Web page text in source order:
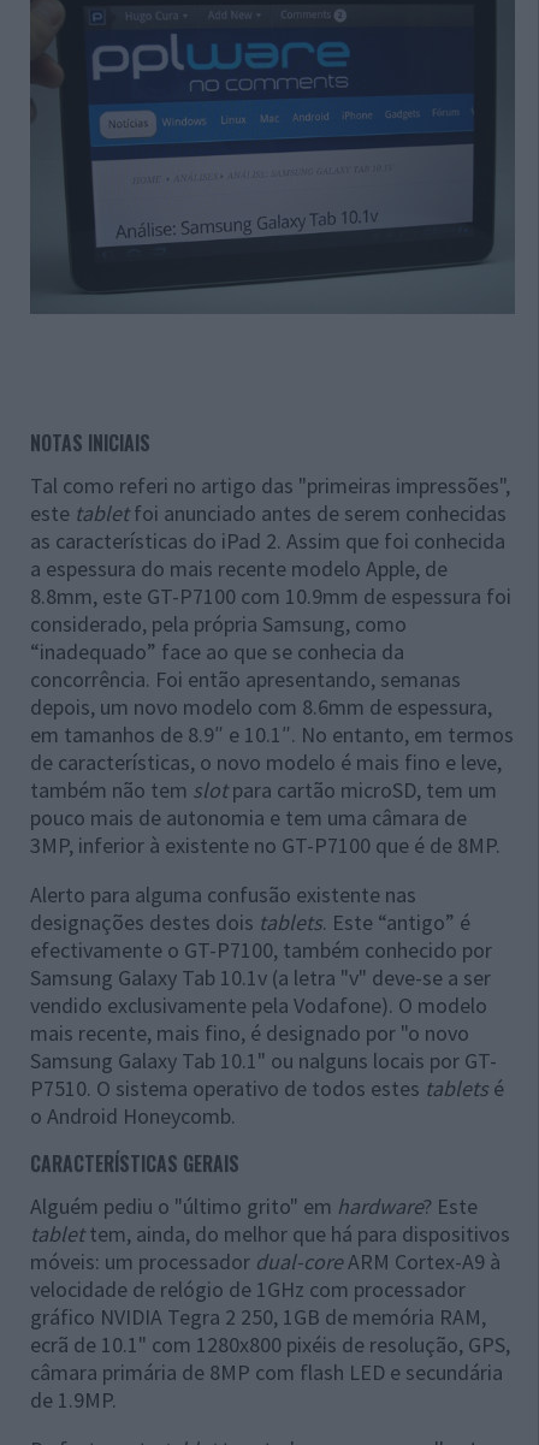
NOTAS INICIAIS
Tal como referi no artigo das "primeiras impressões",
este tabletfoi anunciado antes de serem conhecidas
as características do iPad 2. Assim que foi conhecida
a espessura do mais recente modelo Apple, de
8.8mm, este GT-P7100 com 10.9mm de espessura foi
considerado, pela própria Samsung, como
“inadequado” face ao que se conhecia da
concorrência. Foi então apresentando, semanas
depois, um novo modelo com 8.6mm de espessura,
em tamanhos de 8.9″ e 10.1″. No entanto, em termos
de características, o novo modelo é mais fino e leve,
também não tem slotpara cartão microSD, tem um
pouco mais de autonomia e tem uma câmara de
3MP, inferior à existente no GT-P7100 que é de 8MP.
Alerto para alguma confusão existente nas
designações destes dois tablets. Este “antigo” é
efectivamente o GT-P7100, também conhecido por
Samsung Galaxy Tab 10.1v (a letra "v" deve-se a ser
vendido exclusivamente pela Vodafone). O modelo
mais recente, mais fino, é designado por "o novo
Samsung Galaxy Tab 10.1" ou nalguns locais por GT-
P7510. O sistema operativo de todos estes tablets é
o Android Honeycomb.
CARACTERÍSTICAS GERAIS
Alguém pediu o "último grito" em hardware? Este
tablettem, ainda, do melhor que há para dispositivos
móveis: um processador dual-coreARM Cortex-A9 à
velocidade de relógio de 1GHz com processador
gráfico NVIDIA Tegra 2 250, 1GB de memória RAM,
ecrã de 10.1" com 1280x800 pixéis de resolução, GPS,
câmara primária de 8MP com flash LED e secundária
de 1.9MP.